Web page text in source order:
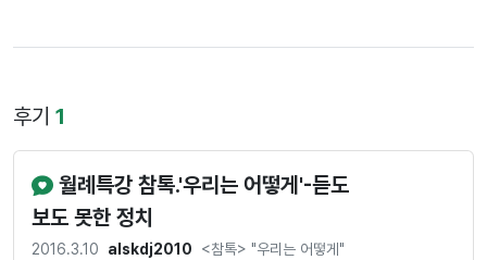
후기 1
월례특강 참톡.'우리는 어떻게'-듣도
보도 못한 정치
2016.3.10 alskdj2010 <참톡> "우리는 어떻게"